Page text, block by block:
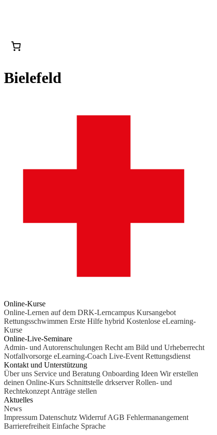
Bielefeld
Online-Kurse
Online-Lernen auf dem DRK-Lerncampus Kursangebot
Rettungsschwimmen Erste Hilfe hybrid Kostenlose eLearning-
Kurse
Online-Live-Seminare
Admin- und Autorenschulungen Recht am Bild und Urheberrecht
Notfallvorsorge eLearning-Coach Live-Event Rettungsdienst
Kontakt und Unterstützung
Über uns Service und Beratung Onboarding Ideen Wir erstellen
deinen Online-Kurs Schnittstelle drkserver Rollen- und
Rechtekonzept Anträge stellen
Aktuelles
News
Impressum Datenschutz Widerruf AGB Fehlermanangement
Barrierefreiheit Einfache Sprache